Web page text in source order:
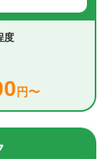
度
円〜